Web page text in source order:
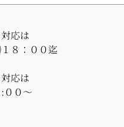
応は
８：００迄
応は
００～